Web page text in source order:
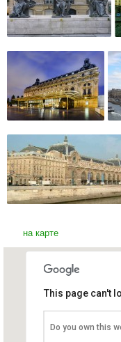
на карте
This page can't
Do you own this